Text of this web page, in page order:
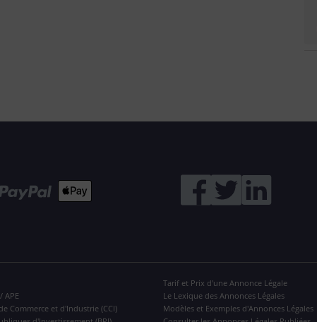
APE
Commerce et d'Industrie (CCI)
Tarif et Prix d'une Annonce Légale
Le Lexique des Annonces Légales
Modèles et Exemples d'Annonces Légales